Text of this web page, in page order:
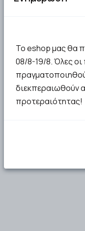
Το eshop μας θα
08/8-19/8. Όλες
διεκπεραιωθούν
προτεραιότητας!